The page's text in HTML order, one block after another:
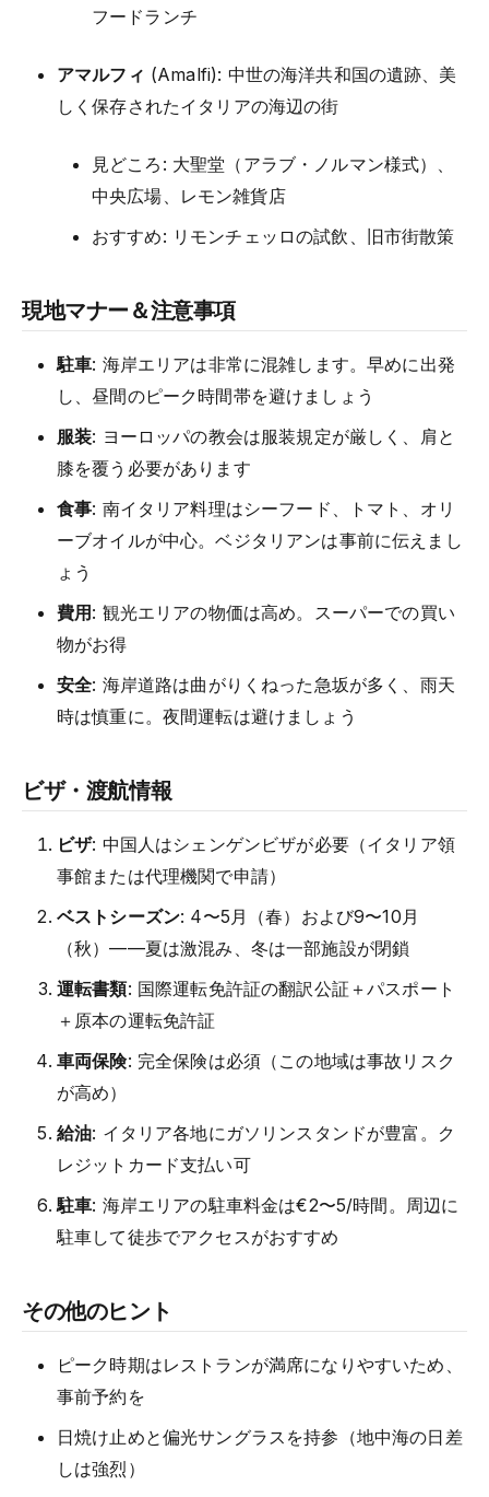
フードランチ
アマルフィ (Amalfi): 中世の海洋共和国の遺跡、美
しく保存されたイタリアの海辺の街
見どころ: 大聖堂（アラブ・ノルマン様式）、
中央広場、レモン雑貨店
おすすめ: リモンチェッロの試飲、旧市街散策
現地マナー＆注意事項
駐車: 海岸エリアは非常に混雑します。早めに出発
し、昼間のピーク時間帯を避けましょう
服装: ヨーロッパの教会は服装規定が厳しく、肩と
膝を覆う必要があります
食事: 南イタリア料理はシーフード、トマト、オリ
ーブオイルが中心。ベジタリアンは事前に伝えまし
ょう
費用 : 観光エリアの物価は高め。スーパーでの買い
物がお得
安全: 海岸道路は曲がりくねった急坂が多く、雨天
時は慎重に。夜間運転は避けましょう
ビザ・渡航情報
ビザ: 中国人はシェンゲンビザが必要（イタリア領
事館または代理機関で申請）
ベストシーズン: 4〜5月（春）および9〜10月
（秋）——夏は激混み、冬は一部施設が閉鎖
運転書類: 国際運転免許証の翻訳公証＋パスポート
＋原本の運転免許証
車両保険: 完全保険は必須（この地域は事故リスク
が高め）
給油: イタリア各地にガソリンスタンドが豊富。ク
レジットカード支払い可
駐車: 海岸エリアの駐車料金は€2〜5/時間。周辺に
駐車して徒歩でアクセスがおすすめ
その他のヒント
ピーク時期はレストランが満席になりやすいため、
事前予約を
日焼け止めと偏光サングラスを持参（地中海の日差
しは強烈）